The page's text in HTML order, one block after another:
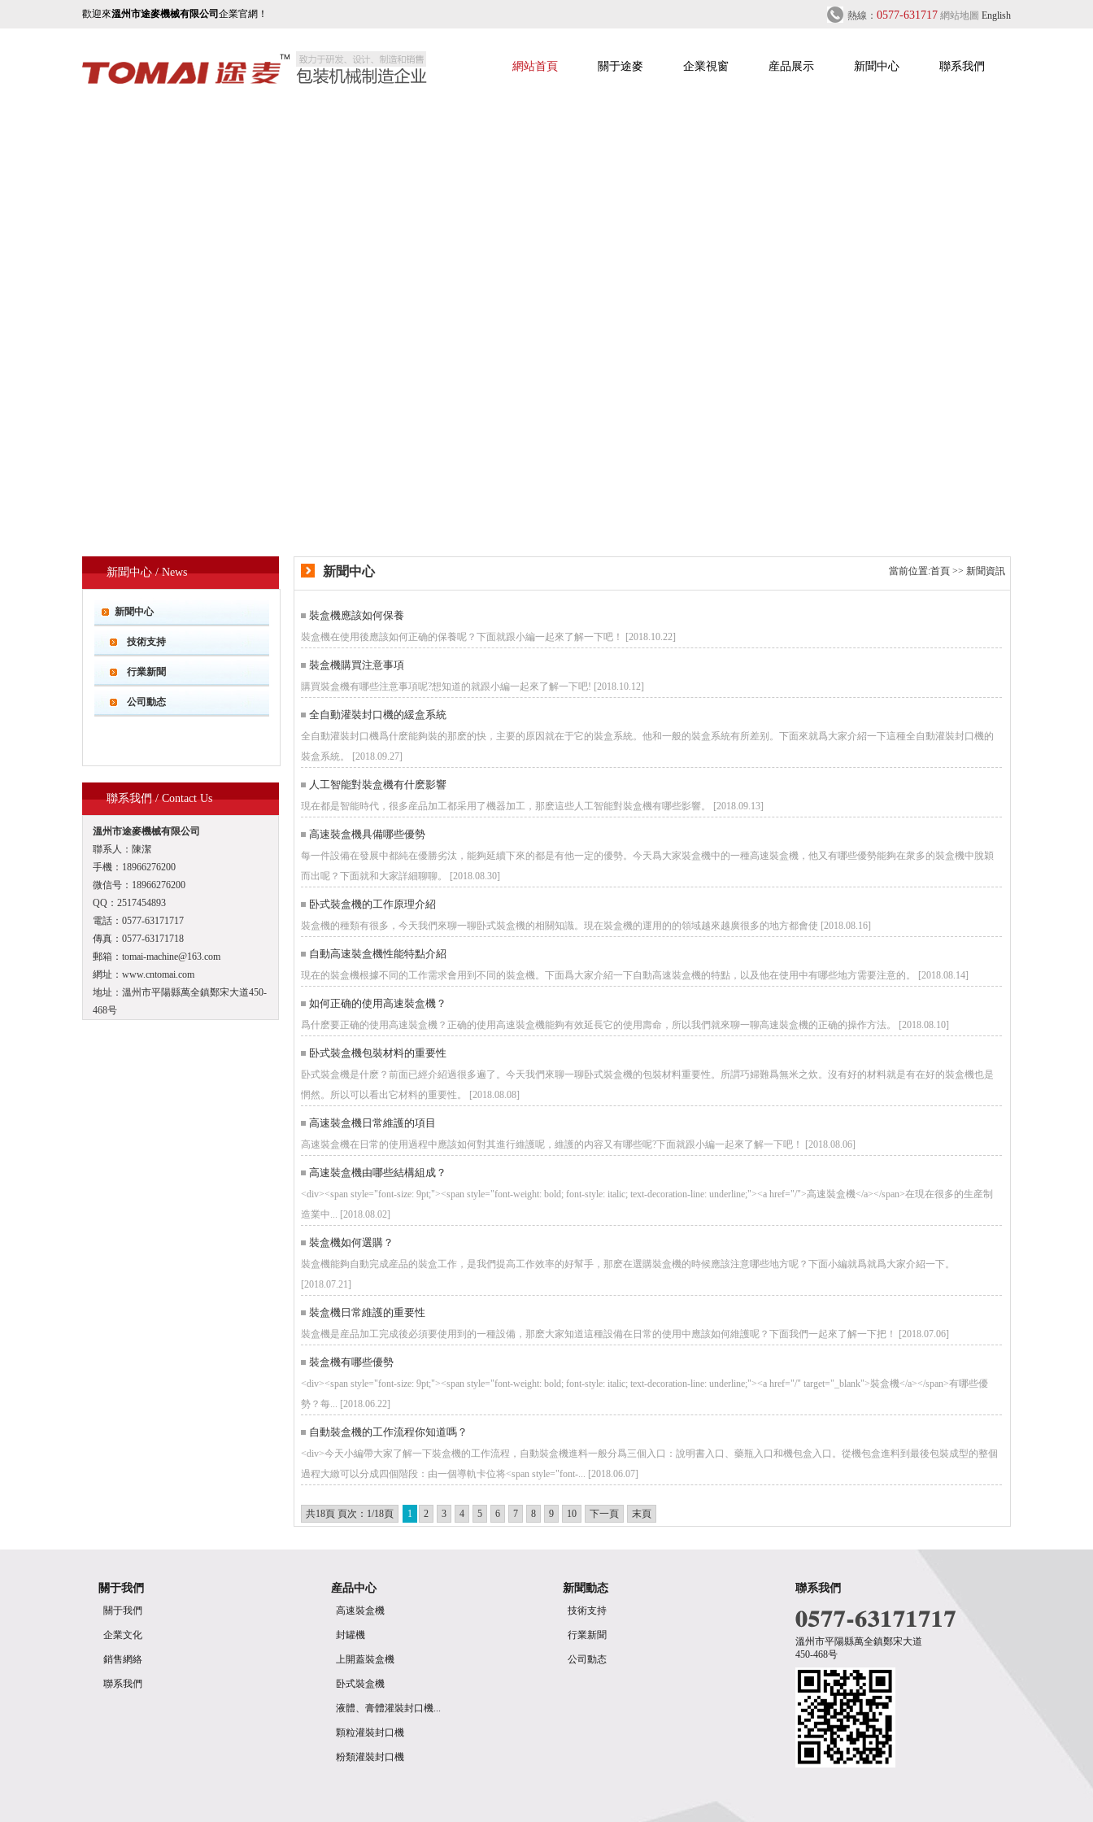
歡迎來溫州市途麥機械有限公司 企業官網！ 熱線： 0577-631717 網站地圖 English
網站首頁 關于途麥 企業視窗 産品展示 新聞中心 聯系我們
新聞中心 / News
新聞中心
技術支持
行業新聞
公司動态
聯系我們 / Contact Us
溫州市途麥機械有限公司
聯系人：陳潔
手機：18966276200
微信号：18966276200
QQ：2517454893
電話：0577-63171717
傳真：0577-63171718
郵箱：tomai-machine@163.com
網址：www.cntomai.com
地址：溫州市平陽縣萬全鎮鄭宋大道450-
468号
新聞中心 當前位置:首頁 >> 新聞資訊
裝盒機應該如何保養
裝盒機在使用後應該如何正确的保養呢？下面就跟小編一起來了解一下吧！ [2018.10.22]
裝盒機購買注意事項
購買裝盒機有哪些注意事項呢?想知道的就跟小編一起來了解一下吧! [2018.10.12]
全自動灌裝封口機的緩盒系統
全自動灌裝封口機爲什麽能夠裝的那麽的快，主要的原因就在于它的裝盒系統。他和一般的裝盒系統有所差别。下面來就爲大家介紹一下這種全自動灌裝封口機的
裝盒系統。 [2018.09.27]
人工智能對裝盒機有什麽影響
現在都是智能時代，很多産品加工都采用了機器加工，那麽這些人工智能對裝盒機有哪些影響。 [2018.09.13]
高速裝盒機具備哪些優勢
每一件設備在發展中都純在優勝劣汰，能夠延續下來的都是有他一定的優勢。今天爲大家裝盒機中的一種高速裝盒機，他又有哪些優勢能夠在衆多的裝盒機中脫穎
而出呢？下面就和大家詳細聊聊。 [2018.08.30]
卧式裝盒機的工作原理介紹
裝盒機的種類有很多，今天我們來聊一聊卧式裝盒機的相關知識。現在裝盒機的運用的的領域越來越廣很多的地方都會使 [2018.08.16]
自動高速裝盒機性能特點介紹
現在的裝盒機根據不同的工作需求會用到不同的裝盒機。下面爲大家介紹一下自動高速裝盒機的特點，以及他在使用中有哪些地方需要注意的。 [2018.08.14]
如何正确的使用高速裝盒機？
爲什麽要正确的使用高速裝盒機？正确的使用高速裝盒機能夠有效延長它的使用壽命，所以我們就來聊一聊高速裝盒機的正确的操作方法。 [2018.08.10]
卧式裝盒機包裝材料的重要性
卧式裝盒機是什麽？前面已經介紹過很多遍了。今天我們來聊一聊卧式裝盒機的包裝材料重要性。所謂巧婦難爲無米之炊。沒有好的材料就是有在好的裝盒機也是
惘然。所以可以看出它材料的重要性。 [2018.08.08]
高速裝盒機日常維護的項目
高速裝盒機在日常的使用過程中應該如何對其進行維護呢，維護的内容又有哪些呢?下面就跟小編一起來了解一下吧！ [2018.08.06]
高速裝盒機由哪些結構組成？
<div><span style="font-size: 9pt;"><span style="font-weight: bold; font-style: italic; text-decoration-line: underline;"><a href="/">高速裝盒機</a></span>在現在很多的生産制
造業中... [2018.08.02]
裝盒機如何選購？
裝盒機能夠自動完成産品的裝盒工作，是我們提高工作效率的好幫手，那麽在選購裝盒機的時候應該注意哪些地方呢？下面小編就爲就爲大家介紹一下。
[2018.07.21]
裝盒機日常維護的重要性
裝盒機是産品加工完成後必須要使用到的一種設備，那麽大家知道這種設備在日常的使用中應該如何維護呢？下面我們一起來了解一下把！ [2018.07.06]
裝盒機有哪些優勢
<div><span style="font-size: 9pt;"><span style="font-weight: bold; font-style: italic; text-decoration-line: underline;"><a href="/" target="_blank">裝盒機</a></span>有哪些優
勢？每... [2018.06.22]
自動裝盒機的工作流程你知道嗎？
<div>今天小編帶大家了解一下裝盒機的工作流程，自動裝盒機進料一般分爲三個入口：說明書入口、藥瓶入口和機包盒入口。從機包盒進料到最後包裝成型的整個
過程大緻可以分成四個階段：由一個導軌卡位将<span style="font-... [2018.06.07]
共18頁 頁次：1/18頁 1 2 3 4 5 6 7 8 9 10 下一頁 末頁
關于我們
關于我們
企業文化
銷售網絡
聯系我們
産品中心
高速裝盒機
封罐機
上開蓋裝盒機
卧式裝盒機
液體、膏體灌裝封口機...
顆粒灌裝封口機
粉類灌裝封口機
新聞動态
技術支持
行業新聞
公司動态
聯系我們
溫州市平陽縣萬全鎮鄭宋大道
450-468号